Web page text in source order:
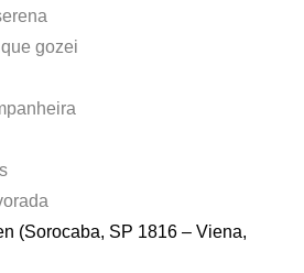
gozei
(Sorocaba, SP 1816 – Viena,